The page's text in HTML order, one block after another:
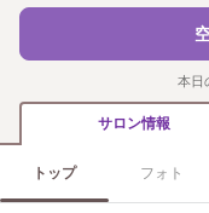
本日
サロン情報
トップ フォト